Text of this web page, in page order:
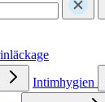
Intimhygien